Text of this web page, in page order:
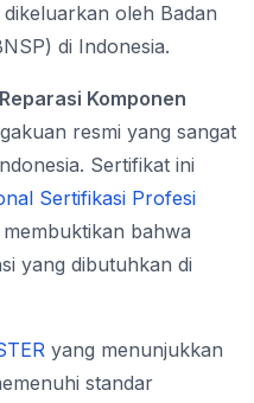
oleh Badan
di Indonesia.
Komponen
resmi yang sangat
Sertifikat ini
Sertifikasi Profesi
bahwa
yang dibutuhkan di
yang menunjukkan
standar